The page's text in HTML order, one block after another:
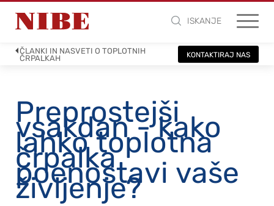
ISKANJE
ČLANKI IN NASVETI O TOPLOTNIH
ČRPALKAH
KONTAKTIRAJ NAS
Preprostejši
vsakdan - kako
lahko toplotna
črpalka
poenostavi vaše
življenje?